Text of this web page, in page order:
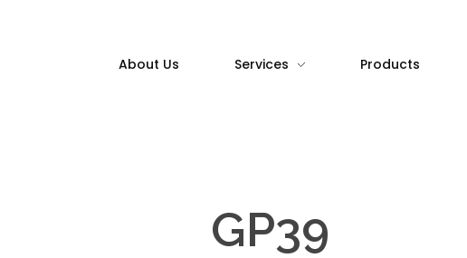
About Us Services Products
GP39